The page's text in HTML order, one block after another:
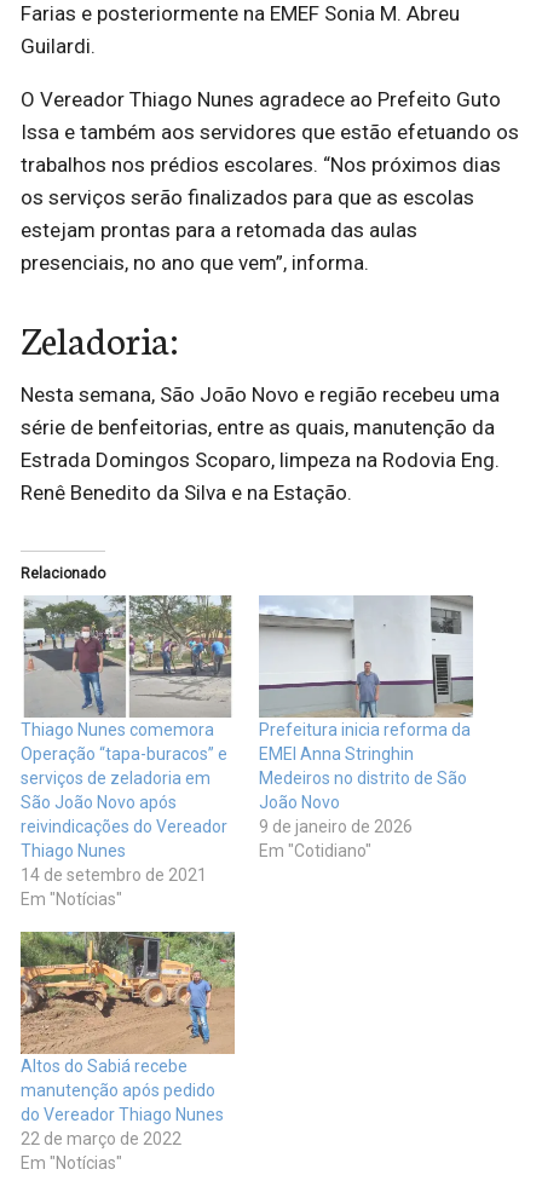
Farias e posteriormente na EMEF Sonia M. Abreu
Guilardi.
O Vereador Thiago Nunes agradece ao Prefeito Guto
Issa e também aos servidores que estão efetuando os
trabalhos nos prédios escolares. “Nos próximos dias
os serviços serão finalizados para que as escolas
estejam prontas para a retomada das aulas
presenciais, no ano que vem”, informa.
Zeladoria:
Nesta semana, São João Novo e região recebeu uma
série de benfeitorias, entre as quais, manutenção da
Estrada Domingos Scoparo, limpeza na Rodovia Eng.
Renê Benedito da Silva e na Estação.
Relacionado
Thiago Nunes comemora
Operação “tapa-buracos” e
serviços de zeladoria em
São João Novo após
reivindicações do Vereador
Thiago Nunes
14 de setembro de 2021
Em "Notícias"
Prefeitura inicia reforma da
EMEI Anna Stringhin
Medeiros no distrito de São
João Novo
9 de janeiro de 2026
Em "Cotidiano"
Altos do Sabiá recebe
manutenção após pedido
do Vereador Thiago Nunes
22 de março de 2022
Em "Notícias"